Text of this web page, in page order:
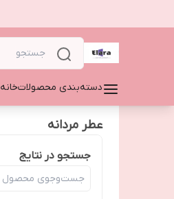
دسته‌بندی محصولاتخانه
عطر مردانه
جستجو در نتایج